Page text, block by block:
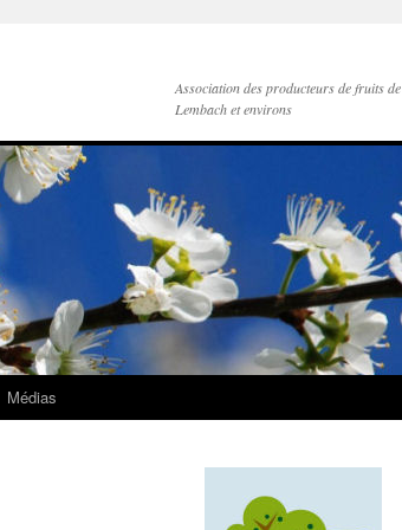
Association des producteurs de fruits de
Lembach et environs
Médias